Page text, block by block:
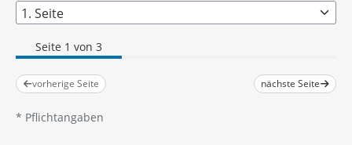
Seite 1 von 3
vorherige Seite nächste Seite
* Pflichtangaben